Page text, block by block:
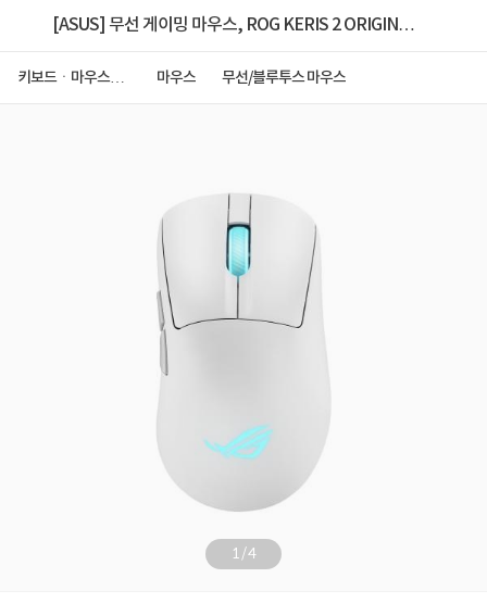
[ASUS] 무선 게이밍 마우스, ROG KERIS 2 ORIGIN
키보드ㆍ마우스ㆍ
마우스 무선/블루투스 마우스
1/4